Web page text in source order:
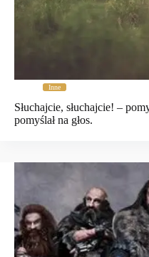
Inne
Słuchajcie, słuchajcie! –
pomyślał na głos.